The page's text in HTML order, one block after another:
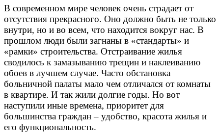
В современном мире человек очень страдает от
отсутствия прекрасного. Оно должно быть не только
внутри, но и во всем, что находится вокруг нас. В
прошлом люди были загнаны в «стандарты» и
«рамки» строительства. Отстраивание жилья
сводилось к замазыванию трещин и наклеиванию
обоев в лучшем случае. Часто обстановка
больничной палаты мало чем отличался от комнаты
в квартире. И так жили долгие годы. Но вот
наступили иные времена, приоритет для
большинства граждан – удобство, красота жилья и
его функциональность.